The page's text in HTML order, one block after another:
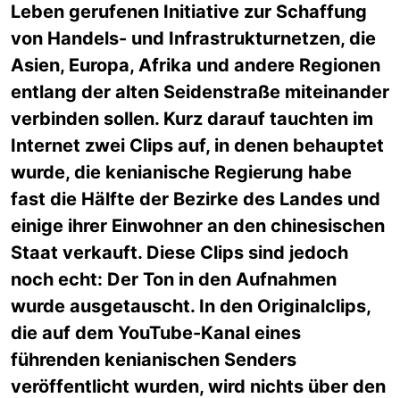
Leben gerufenen Initiative zur Schaffung
von Handels- und Infrastrukturnetzen, die
Asien, Europa, Afrika und andere Regionen
entlang der alten Seidenstraße miteinander
verbinden sollen. Kurz darauf tauchten im
Internet zwei Clips auf, in denen behauptet
wurde, die kenianische Regierung habe
fast die Hälfte der Bezirke des Landes und
einige ihrer Einwohner an den chinesischen
Staat verkauft. Diese Clips sind jedoch
noch echt: Der Ton in den Aufnahmen
wurde ausgetauscht. In den Originalclips,
die auf dem YouTube-Kanal eines
führenden kenianischen Senders
veröffentlicht wurden, wird nichts über den